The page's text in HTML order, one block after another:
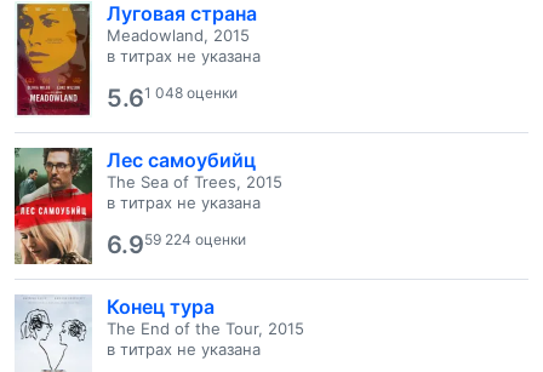
Луговая страна
Meadowland, 2015
в титрах не указана
5.61 048 оценки
Лес самоубийц
The Sea of Trees, 2015
в титрах не указана
6.959 224 оценки
Конец тура
The End of the Tour, 2015
в титрах не указана